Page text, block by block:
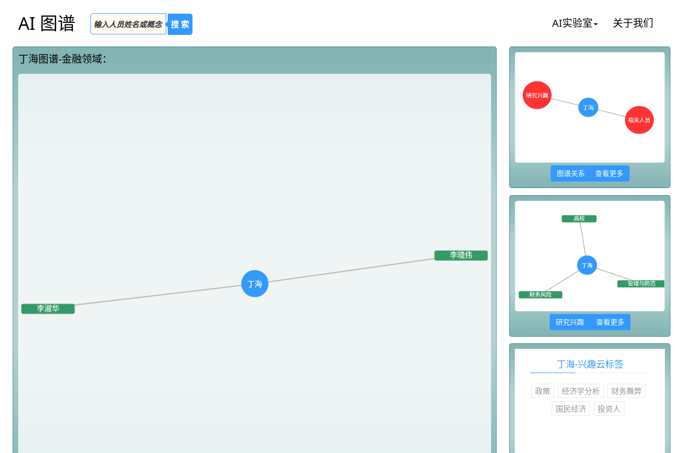
AI 图谱 搜 索 AI实验室 关于我们
丁海图谱-金融领域：
图谱关系 查看更多
研究兴趣 查看更多
丁海-兴趣云标签
政策 经济学分析
财务舞弊
国民经济
投资人